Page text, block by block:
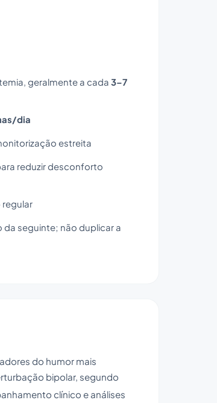
geralmente a cada 3–7
dia
estreita
reduzir desconforto
da seguinte; não duplicar a
do humor mais
bipolar, segundo
clínico e análises